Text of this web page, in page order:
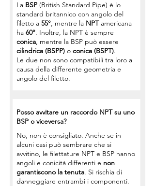
La BSP (British Standard Pipe) è lo
standard britannico con angolo del
filetto a 55°, mentre la NPTamericana
ha 60°. Inoltre, la NPT è sempre
conica, mentre la BSP può essere
cilindrica (BSPP) o conica (BSPT).
Le due non sono compatibili tra loro a
causa della differente geometria e
angolo del filetto.
Posso avvitare un raccordo NPT su uno
BSP o viceversa?
No, non è consigliato. Anche se in
alcuni casi può sembrare che si
avvitino, le filettature NPT e BSP hanno
angoli e conicità differenti e non
garantiscono la tenuta. Si rischia di
danneggiare entrambi i componenti.